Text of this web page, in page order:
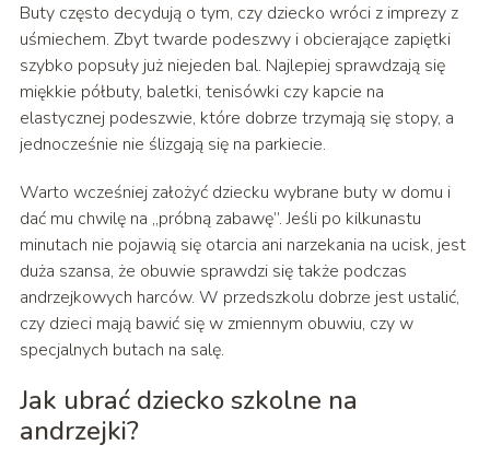
Buty często decydują o tym, czy dziecko wróci z imprezy z
uśmiechem. Zbyt twarde podeszwy i obcierające zapiętki
szybko popsuły już niejeden bal. Najlepiej sprawdzają się
miękkie półbuty, baletki, tenisówki czy kapcie na
elastycznej podeszwie, które dobrze trzymają się stopy, a
jednocześnie nie ślizgają się na parkiecie.
Warto wcześniej założyć dziecku wybrane buty w domu i
dać mu chwilę na „próbną zabawę”. Jeśli po kilkunastu
minutach nie pojawią się otarcia ani narzekania na ucisk, jest
duża szansa, że obuwie sprawdzi się także podczas
andrzejkowych harców. W przedszkolu dobrze jest ustalić,
czy dzieci mają bawić się w zmiennym obuwiu, czy w
specjalnych butach na salę.
Jak ubrać dziecko szkolne na
andrzejki?